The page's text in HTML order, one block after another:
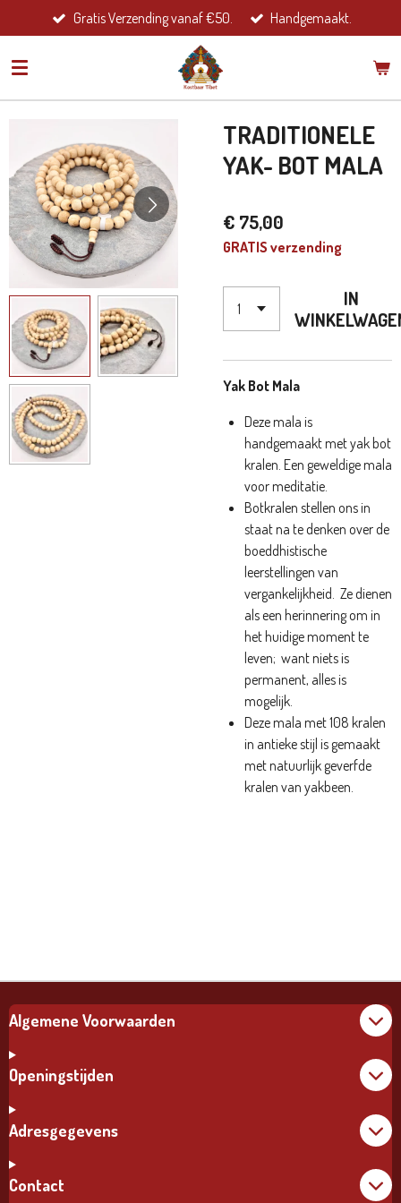
direct
naar
hoofdinhoud
Gratis Verzending vanaf €50. Handgemaakt.
TRADITIONELE
YAK- BOT MALA
€ 75,00
GRATIS verzending
IN
Yak Bot Mala
Deze mala is
handgemaakt met yak bot
kralen. Een geweldige mala
voor meditatie.
Botkralen stellen ons in
staat na te denken over de
boeddhistische
leerstellingen van
vergankelijkheid. Ze dienen
als een herinnering om in
het huidige moment te
leven; want niets is
permanent, alles is
mogelijk.
Deze mala met 108 kralen
in antieke stijl is gemaakt
met natuurlijk geverfde
kralen van yakbeen.
Algemene Voorwaarden
Openingstijden
Adresgegevens
Contact